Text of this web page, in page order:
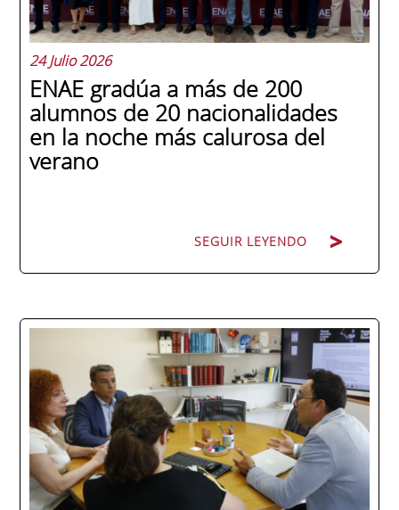
24 Julio 2026
ENAE gradúa a más de 200
alumnos de 20 nacionalidades
en la noche más calurosa del
verano
SEGUIR LEYENDO
La promoción 2025/2026 de ENAE Business
School se convirtió en una de las más
internacionales de la historia de la escuela
en una ceremonia celebrada en Murcia
con 44 grados y más de 600 asistentes.
Ricardo Navarro, vicepresidente senior de
Generac Power Systems en Estados Unidos
y antiguo alumno...